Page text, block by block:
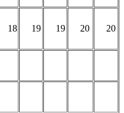
18 19 19 20 20